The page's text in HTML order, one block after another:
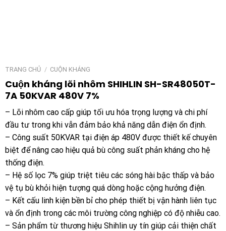
TRANG CHỦ / CUỘN KHÁNG
Cuộn kháng lõi nhôm SHIHLIN SH-SR48050T-
7A 50KVAR 480V 7%
– Lõi nhôm cao cấp giúp tối ưu hóa trọng lượng và chi phí
đầu tư trong khi vẫn đảm bảo khả năng dẫn điện ổn định.
– Công suất 50KVAR tại điện áp 480V được thiết kế chuyên
biệt để nâng cao hiệu quả bù công suất phản kháng cho hệ
thống điện.
– Hệ số lọc 7% giúp triệt tiêu các sóng hài bậc thấp và bảo
vệ tụ bù khỏi hiện tượng quá dòng hoặc cộng hưởng điện.
– Kết cấu linh kiện bền bỉ cho phép thiết bị vận hành liên tục
và ổn định trong các môi trường công nghiệp có độ nhiễu cao.
– Sản phẩm từ thương hiệu Shihlin uy tín giúp cải thiện chất